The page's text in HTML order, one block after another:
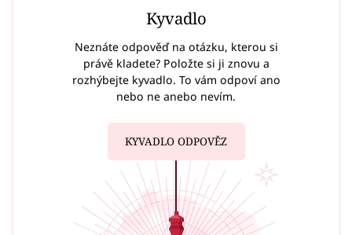
Kyvadlo
Neznáte odpověď na otázku, kterou si
právě kladete? Položte si ji znovu a
rozhýbejte kyvadlo. To vám odpoví ano
nebo ne anebo nevím.
KYVADLO ODPOVĚZ